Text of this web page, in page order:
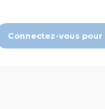
Connectez-vous